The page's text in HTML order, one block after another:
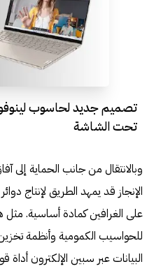
تصميم جديد لحاسوب
تحت الشاشة
وبالانتقال من جانب الحماية إلى
الإنجاز قد يمهد الطريق لإنتاج
على الغرافين كمادة أساسية. مثل
للحواسيب الكمومية وأنظمة
البيانات عبر سبين الإلكترون